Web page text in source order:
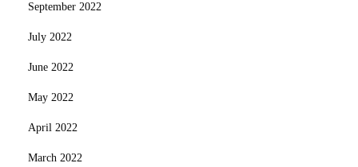
September 2022
July 2022
June 2022
May 2022
April 2022
March 2022